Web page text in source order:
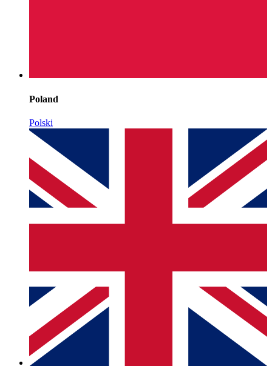
Poland
Polski